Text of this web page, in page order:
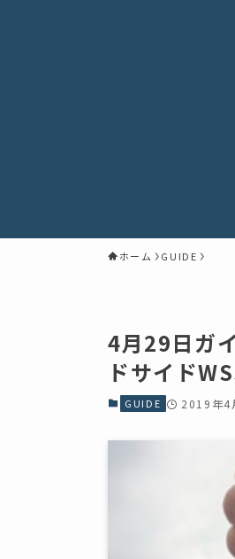
ホーム GUIDE
4月29日ガ
ドサイド
GUIDE 2019年4